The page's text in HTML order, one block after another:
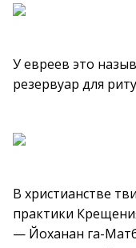
У евреев это
резервуар для
В христианстве
практики
— Йоханан га-